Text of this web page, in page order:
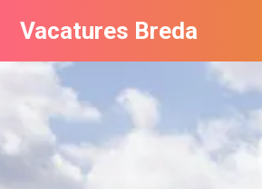
Vacatures Breda
Vacatures per bedrijf in Breda
De populairste vacatures in Breda
Nieuwsbrief feed